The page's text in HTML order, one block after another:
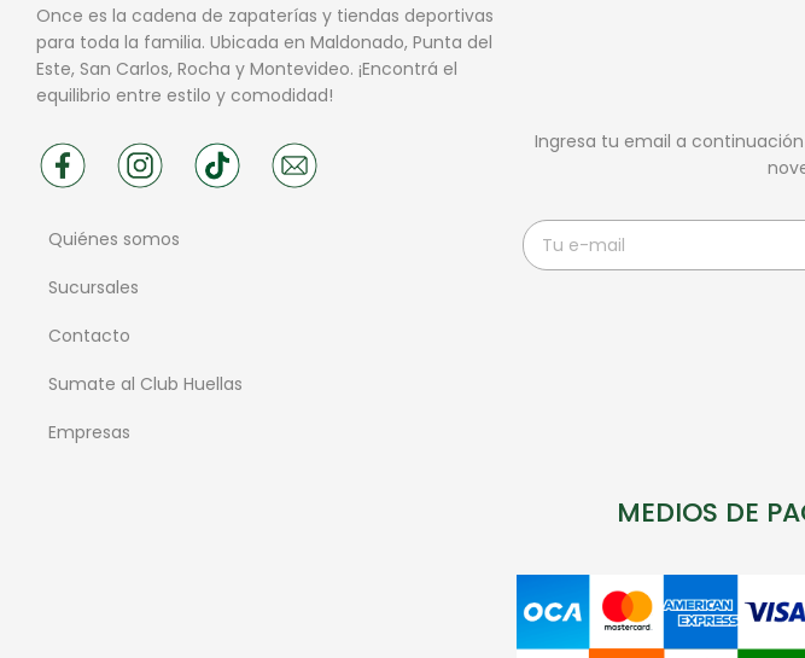
Once es la cadena de zapaterías y tiendas deportivas
para toda la familia. Ubicada en Maldonado, Punta del
Este, San Carlos, Rocha y Montevideo. ¡Encontrá el
equilibrio entre estilo y comodidad!
Quiénes somos
Sucursales
Contacto
Sumate al Club Huellas
Empresas
Ingresa tu email a
MEDIOS DE